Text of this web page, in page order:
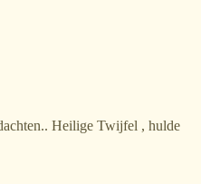
Heilige Twijfel , hulde